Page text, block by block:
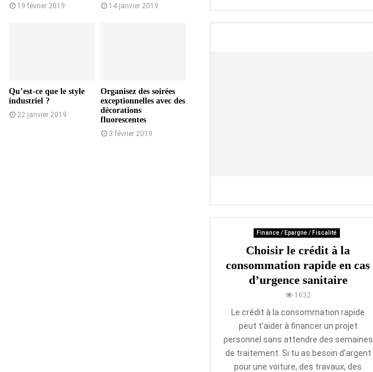
Finance / Epargne / Fiscalité
Choisir le crédit à la
consommation rapide en cas
d’urgence sanitaire
1632
Le crédit à la consommation rapide
peut t’aider à financer un projet
personnel sans attendre des semaines
de traitement. Si tu as besoin d’argent
pour une voiture, des travaux, des
19 février 2019 14 janvier 2019
Qu’est-ce que le style
industriel ?
22 janvier 2019
Organisez des soirées
exceptionnelles avec des
décorations
fluorescentes
3 février 2019